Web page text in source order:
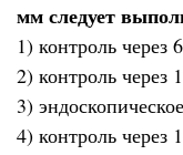
мм следует
1) контроль через
2) контроль через
3)
4) контроль через